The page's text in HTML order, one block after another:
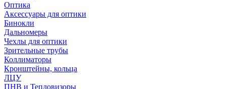
Оптика
Аксессуары для оптики
Бинокли
Дальномеры
Чехлы для оптики
Зрительные трубы
Коллиматоры
Кронштейны, кольца
ЛЦУ
ПНВ и Тепловизоры